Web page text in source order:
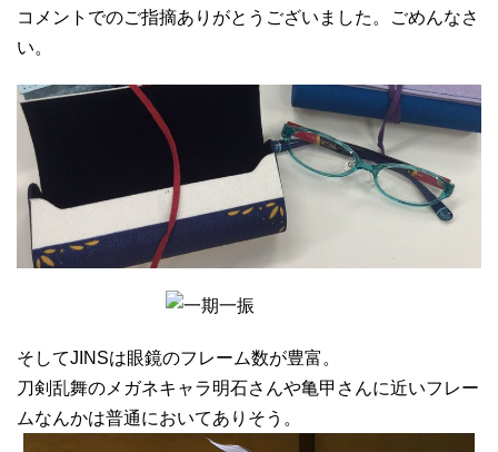
コメントでのご指摘ありがとうございました。ごめんなさ
い。
そしてJINSは眼鏡のフレーム数が豊富。
刀剣乱舞のメガネキャラ明石さんや亀甲さんに近いフレー
ムなんかは普通においてありそう。